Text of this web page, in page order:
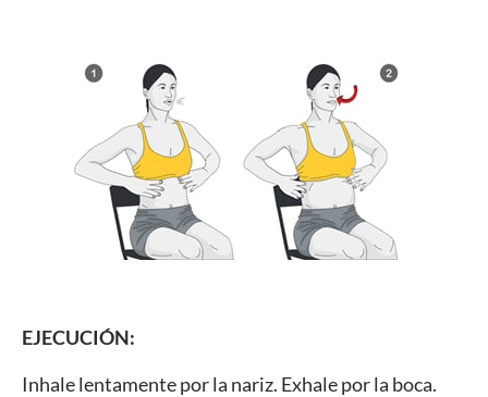
EJECUCIÓN:
Inhale lentamente por la nariz. Exhale por la boca.